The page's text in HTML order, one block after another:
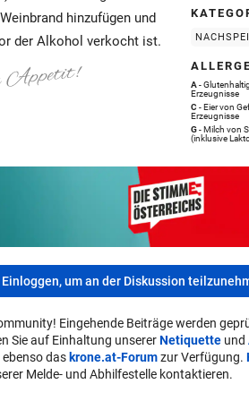
hinzufügen und
der Alkohol verkocht ist.
A-
Erzeugnisse
C - Eier von
Erzeugnisse
G- Milch von
(inklusive
Einloggen, um an der Diskussion
Eingehende Beiträge werden
Sie auf Einhaltung unsererNetiquette und
das krone.at-Forumzur Verfügung.
Melde- und Abhilfestelle kontaktieren.